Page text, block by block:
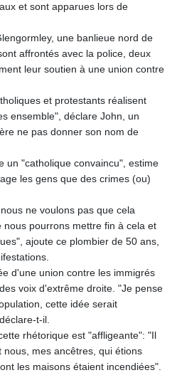
et sont apparues lors de
une banlieue nord de
affrontés avec la police, deux
leur soutien à une union contre
et protestants réalisent
ensemble", déclare John, un
ne pas donner son nom de
un "catholique convaincu", estime
les gens que des crimes (ou)
ne voulons pas que cela
pourrons mettre fin à cela et
ajoute ce plombier de 50 ans,
d'une union contre les immigrés
voix d'extrême droite. "Je pense
cette idée serait
t-il.
rhétorique est "affligeante": "Il
mes ancêtres, qui étions
les maisons étaient incendiées".